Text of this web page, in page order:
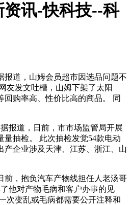
讯-快科技--科
道，山姆会员超市因选品问题不
友发文吐槽，山姆下架了太阳
回购率高、性价比高的商品。 同
道，日前，市市场监管局开展
量抽检。 此次抽检发觉54款电动
产企业涉及天津、江苏、浙江、山
，抱负汽车产物线担任人老汤哥
他对产物毛病和客户办事的见
次变乱或毛病都需要公开注释和